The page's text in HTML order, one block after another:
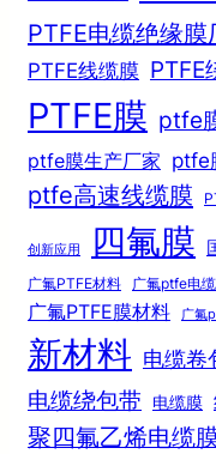
PTFE电缆绝缘膜
PTFE线缆膜 PTFE
PTFE膜 ptfe
ptfe膜生产厂家 ptfe
ptfe高速线缆膜
创新应用 四氟膜
广氟PTFE材料 广氟ptfe电
广氟PTFE膜材料 广氟
新材料 电缆卷
电缆绕包带 电缆膜
聚四氟乙烯电缆